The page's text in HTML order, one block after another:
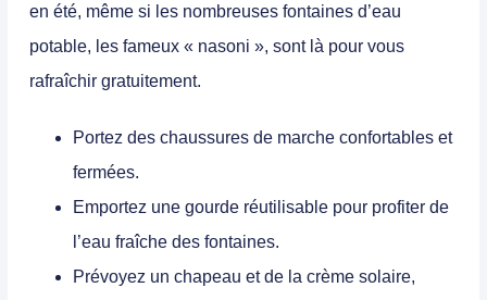
en été, même si les nombreuses fontaines d’eau
potable, les fameux « nasoni », sont là pour vous
rafraîchir gratuitement.
Portez des chaussures de marche confortables et
fermées.
Emportez une gourde réutilisable pour profiter de
l’eau fraîche des fontaines.
Prévoyez un chapeau et de la crème solaire,